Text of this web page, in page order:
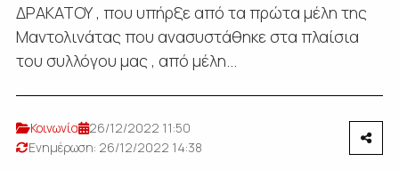
ΔΡΑΚΑΤΟΥ , που υπήρξε από τα πρώτα μέλη της
Μαντολινάτας που ανασυστάθηκε στα πλαίσια
του συλλόγου μας , από μέλη...
Κοινωνία
26/12/2022 11:50
Ενημέρωση: 26/12/2022 14:38